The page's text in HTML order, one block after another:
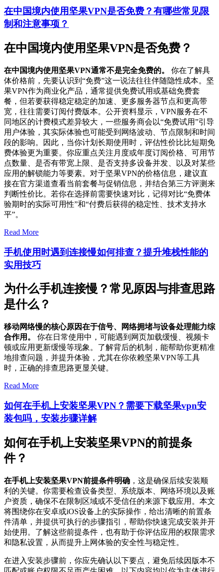
在中国境内使用坚果VPN是否免费？有哪些常见限
制和注意事项？
在中国境内使用坚果VPN是否免费？
在中国境内使用坚果VPN通常不是完全免费的。
你在了解具
体价格前，先要认识到“免费”这一说法往往伴随隐性成本。坚
果VPN作为商业化产品，通常提供免费试用或基础免费套
餐，但若要获得稳定稳定的加速、更多服务器节点和更高带
宽，往往需要订阅付费版本。公开资料显示，VPN服务在不
同地区的计费模式差异较大，一些服务商会以“免费试用”引导
用户体验，其实际体验也可能受到网络波动、节点限制和时间
段的影响。因此，当你计划长期使用时，评估性价比比短期免
费体验更为重要。你应重点关注月度或年度订阅价格、可用节
点数量、是否有带宽上限、是否支持多设备并发、以及对某些
应用的解锁能力等要素。对于坚果VPN的价格信息，建议直
接在官方渠道查看当前套餐与促销信息，并结合第三方评测来
判断性价比。若你在选择前需要快速对比，记得对比“免费体
验期时的实际可用性”和“付费后获得的稳定性、技术支持水
平”。
Read More
手机使用时遇到连接慢如何排查？提升堆栈性能的
实用技巧
为什么手机连接慢？常见原因与排查思路
是什么？
移动网络慢的核心原因在于信号、网络拥堵与设备处理能力综
合作用。
你在日常使用中，可能遇到网页加载缓慢、视频卡
顿或应用更新缓慢等现象。了解背后的机制，能帮助你更精准
地排查问题，并提升体验，尤其在你依赖坚果VPN等工具
时，正确的排查思路更显关键。
Read More
如何在手机上安装坚果VPN？需要下载坚果vpn安
装包吗，安装步骤详解
如何在手机上安装坚果VPN的前提条
件？
在手机上安装坚果VPN前提条件明确 ，这是确保后续安装顺
利的关键。你需要检查设备类型、系统版本、网络环境以及账
户资质，确保不在限制区域或不受信任的来源下载应用。本文
将围绕你在安卓或iOS设备上的实际操作，给出清晰的前置条
件清单，并提供可执行的步骤指引，帮助你快速完成安装并开
始使用。了解这些前提条件，也有助于你评估应用的权限需求
和隐私设置，从而提升上网体验的安全性与稳定性。
在进入安装步骤前，你应先确认以下要点，避免后续因版本不